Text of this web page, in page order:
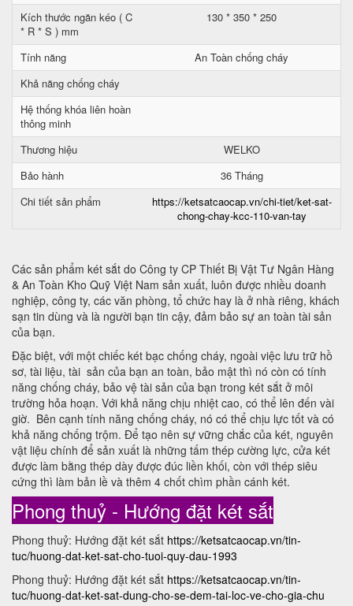
Kích thước ngăn kéo ( C
* R * S ) mm
130 * 350 * 250
Tính năng
An Toàn chống cháy
Khả năng chống cháy
Hệ thống khóa liên hoàn
thông minh
Thương hiệu
WELKO
Bảo hành
36 Tháng
Chi tiết sản phẩm
https://ketsatcaocap.vn/chi-tiet/ket-sat-
chong-chay-kcc-110-van-tay
Các sản phẩm két sắt do Công ty CP Thiết Bị Vật Tư Ngân Hàng
& An Toàn Kho Quỹ Việt Nam sản xuất, luôn được nhiều doanh
nghiệp, công ty, các văn phòng, tổ chức hay là ở nhà riêng, khách
sạn tin dùng và là người bạn tin cậy, đảm bảo sự an toàn tài sản
của bạn.
Đặc biệt, với một chiếc két bạc chống cháy, ngoài việc lưu trữ hồ
sơ, tài liệu, tài sản của bạn an toàn, bảo mật thì nó còn có tính
năng chống cháy, bảo vệ tài sản của bạn trong két sắt ở môi
trường hỏa hoạn. Với khả năng chịu nhiệt cao, có thể lên đến vài
giờ. Bên cạnh tính năng chống cháy, nó có thể chịu lực tốt và có
khả năng chống trộm. Để tạo nên sự vững chắc của két, nguyên
vật liệu chính để sản xuất là những tấm thép cường lực, cửa két
được làm bằng thép dày được đúc liền khối, còn với thép siêu
cứng thì làm bản lề và thêm 4 chốt chìm phần cánh két.
Phong thuỷ - Hướng đặt két sắt
Phong thuỷ: Hướng đặt két sắt https://ketsatcaocap.vn/tin-
tuc/huong-dat-ket-sat-cho-tuoi-quy-dau-1993
Phong thuỷ: Hướng đặt két sắt https://ketsatcaocap.vn/tin-
tuc/huong-dat-ket-sat-dung-cho-se-dem-tai-loc-ve-cho-gia-chu